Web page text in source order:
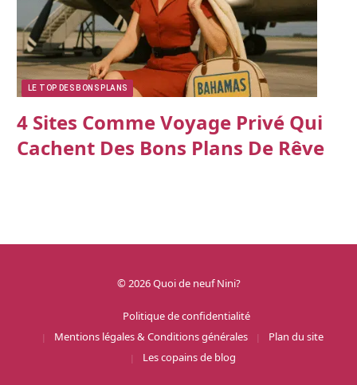
LE TOP DES BONS PLANS
4 Sites Comme Voyage Privé Qui
Cachent Des Bons Plans De Rêve
© 2026 Quoi de neuf Nini?
Politique de confidentialité
Mentions légales & Conditions générales
Plan du site
Les copains de blog